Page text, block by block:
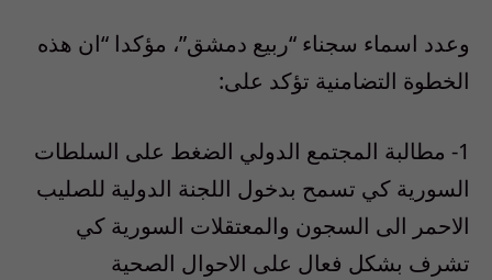
وعدد اسماء سجناء “ربيع دمشق”، مؤكدا “ان هذه
الخطوة التضامنية تؤكد على:
1- مطالبة المجتمع الدولي الضغط على السلطات
السورية كي تسمح بدخول اللجنة الدولية للصليب
الاحمر الى السجون والمعتقلات السورية كي
تشرف بشكل فعال على الاحوال الصحية